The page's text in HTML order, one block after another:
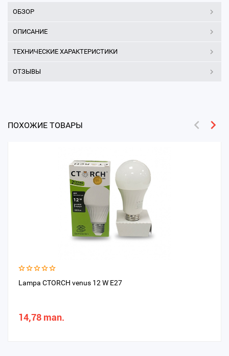
ОБЗОР
ОПИСАНИЕ
ТЕХНИЧЕСКИЕ ХАРАКТЕРИСТИКИ
ОТЗЫВЫ
ПОХОЖИЕ ТОВАРЫ
Lampa CTORCH venus 12 W E27
14,78 man.